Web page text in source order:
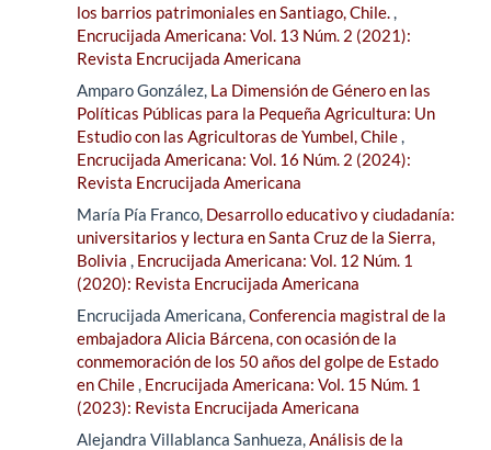
los barrios patrimoniales en Santiago, Chile.,
Encrucijada Americana: Vol. 13 Núm. 2 (2021):
Revista Encrucijada Americana
Amparo González, La Dimensión de Género en las
Políticas Públicas para la Pequeña Agricultura: Un
Estudio con las Agricultoras de Yumbel, Chile,
Encrucijada Americana: Vol. 16 Núm. 2 (2024):
Revista Encrucijada Americana
María Pía Franco, Desarrollo educativo y ciudadanía:
universitarios y lectura en Santa Cruz de la Sierra,
Bolivia , Encrucijada Americana: Vol. 12 Núm. 1
(2020): Revista Encrucijada Americana
Encrucijada Americana,Conferencia magistral de la
embajadora Alicia Bárcena, con ocasión de la
conmemoración de los 50 años del golpe de Estado
en Chile, Encrucijada Americana: Vol. 15 Núm. 1
(2023): Revista Encrucijada Americana
Alejandra Villablanca Sanhueza,Análisis de la